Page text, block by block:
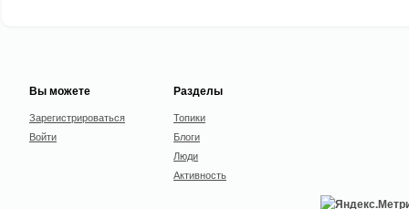
Вы можете
Зарегистрироваться
Войти
Разделы
Топики
Блоги
Люди
Активность